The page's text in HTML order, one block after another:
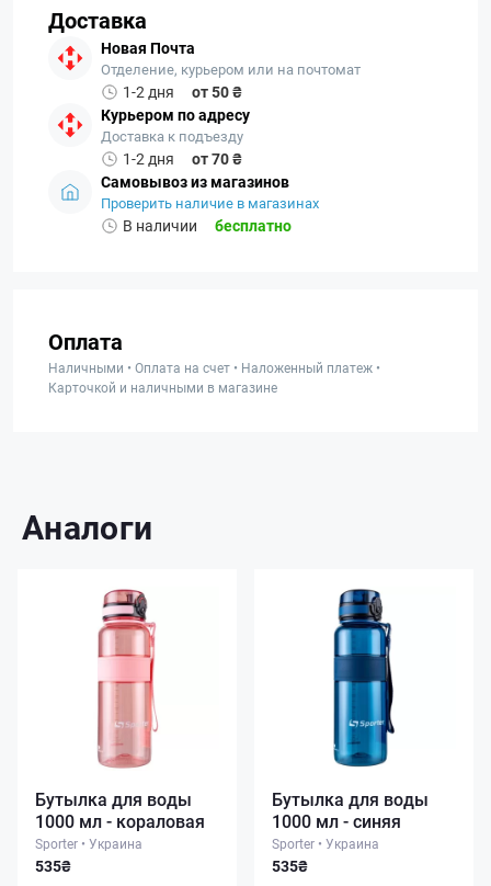
Доставка
Новая Почта
Отделение, курьером или на почтомат
1-2 дня
от 50 ₴
Курьером по адресу
Доставка к подъезду
1-2 дня
от 70 ₴
Самовывоз из магазинов
Проверить наличие в магазинах
В наличии бесплатно
Оплата
Наличными • Оплата на счет • Наложенный платеж •
Карточкой и наличными в магазине
Аналоги
Бутылка для воды
1000 мл - кораловая
Sporter • Украина
535₴
Бутылка для воды
1000 мл - синяя
Sporter • Украина
535₴